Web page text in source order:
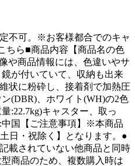
不可。※お客様都合でのキャ
ちら■商品内容【商品名の色
や商品情報には、色違いやサ
が付いていて、収納も出来
状に粉砕し、接着剤で加熱圧
(DBR)、ホワイト(WH)の2色
:22.7kg)キャスター、取っ
中国【ご注意事項】※本商品
日・祝除く】となります。●
載されていない他商品と同時
商品のため、複数購入時は